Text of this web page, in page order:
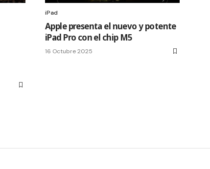
iPad
Apple presenta el nuevo y potente
iPad Pro con el chip M5
16 Octubre 2025